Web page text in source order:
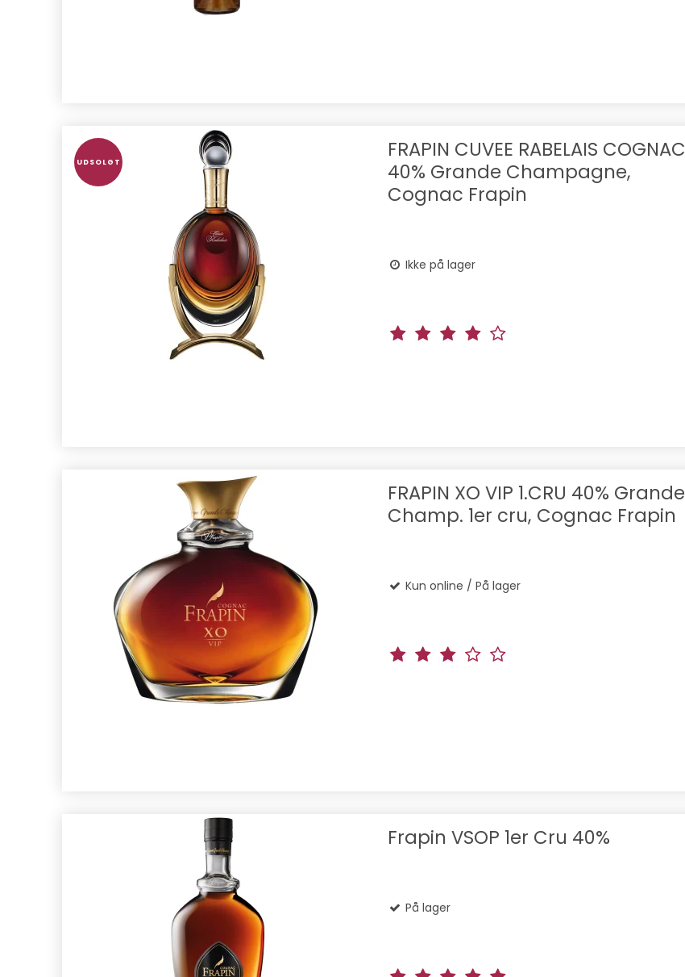
UDSOLGT
FRAPIN CUVEE RABELAIS COGNAC
40% Grande Champagne,
Cognac Frapin
Ikke på lager
FRAPIN XO VIP 1.CRU 40% Grande
Champ. 1er cru, Cognac Frapin
Kun online / På lager
Frapin VSOP 1er Cru 40%
På lager